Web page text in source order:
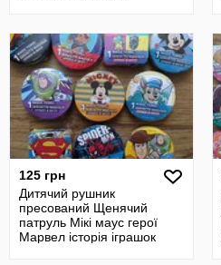
125 грн
Дитячий рушник
пресований Щенячий
патруль Мікі маус герої
Марвел історія іграшок